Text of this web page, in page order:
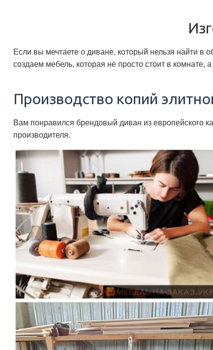
Если вы мечтаете о диване, который нельзя найти
создаем мебель, которая не просто стоит в
Производство копий
Вам понравился брендовый диван из европейского
производителя.